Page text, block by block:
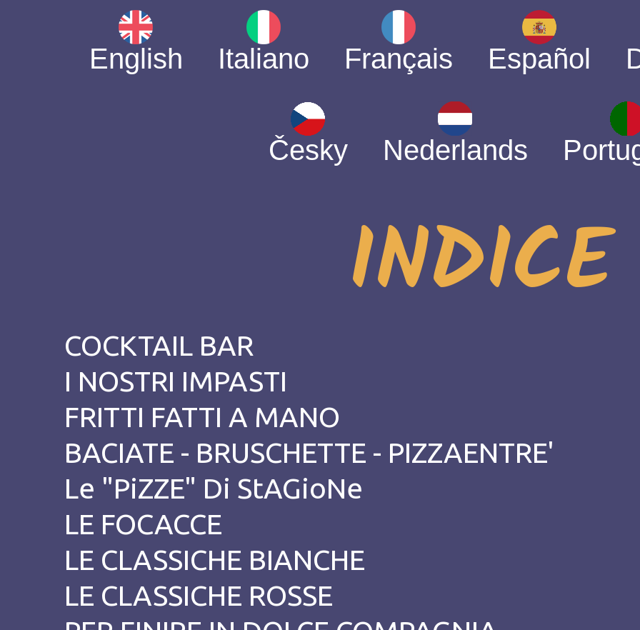
English Italiano Français Español
Česky Nederlands
INDICE
COCKTAIL BAR
I NOSTRI IMPASTI
FRITTI FATTI A MANO
BACIATE - BRUSCHETTE - PIZZAENTRE'
Le "PiZZE" Di StAGioNe
LE FOCACCE
LE CLASSICHE BIANCHE
LE CLASSICHE ROSSE